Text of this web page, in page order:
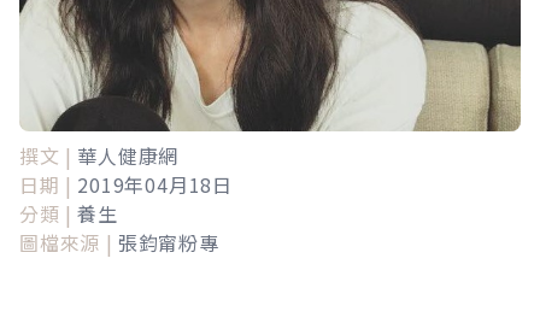
撰文 | 華人健康網
日期 | 2019年04月18日
分類 | 養生
圖檔來源 | 張鈞甯粉專